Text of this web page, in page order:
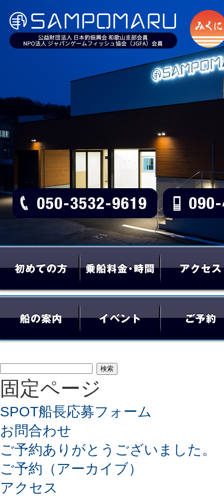
検
索:
固定ページ
SPOT船長応募フォーム
お問合わせ
ご予約ありがとうございました。
ご予約（アーカイブ）
アクセス